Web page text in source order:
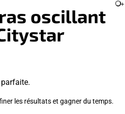
oscillant +
les résultats et gagner du temps.